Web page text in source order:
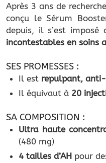
Après 3 ans de
conçu le Sérum
depuis, il s’est imposé
incontestables en soins
SES PROMESSES :
Il est repulpant,
Il équivaut à 20
SA COMPOSITION :
Ultra haute
(480 mg)
4 tailles d’AH pour